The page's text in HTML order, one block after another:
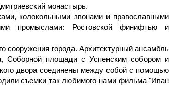
монастырь.
колокольными звонами и православными
промыслами: Ростовской финифтью и
сооружения города. Архитектурный ансамбль
Соборной площади с Успенским собором и
двора соединены между собой с помощью
съемки так любимого нами фильма "Иван